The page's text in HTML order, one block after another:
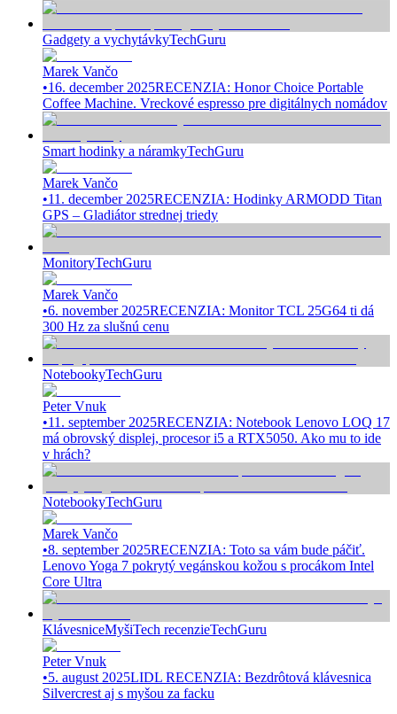
Gadgety a vychytávkyTechGuru
Marek Vančo
•16. december 2025RECENZIA: Honor Choice Portable
Coffee Machine. Vreckové espresso pre digitálnych nomádov
Smart hodinky a náramkyTechGuru
Marek Vančo
•11. december 2025RECENZIA: Hodinky ARMODD Titan
GPS – Gladiátor strednej triedy
MonitoryTechGuru
Marek Vančo
•6. november 2025RECENZIA: Monitor TCL 25G64 ti dá
300 Hz za slušnú cenu
NotebookyTechGuru
Peter Vnuk
•11. september 2025RECENZIA: Notebook Lenovo LOQ 17
má obrovský displej, procesor i5 a RTX5050. Ako mu to ide
v hrách?
NotebookyTechGuru
Marek Vančo
•8. september 2025RECENZIA: Toto sa vám bude páčiť.
Lenovo Yoga 7 pokrytý vegánskou kožou s procákom Intel
Core Ultra
KlávesniceMyšiTech recenzieTechGuru
Peter Vnuk
•5. august 2025LIDL RECENZIA: Bezdrôtová klávesnica
Silvercrest aj s myšou za facku